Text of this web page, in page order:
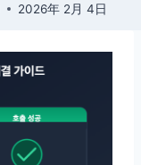
2026年 2月 4日